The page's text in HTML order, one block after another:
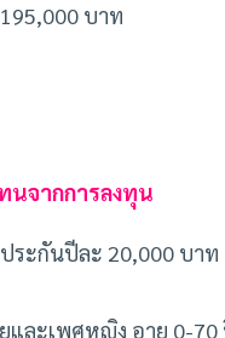
บาท
นจากการลงทุน
ระกันปีละ 20,000 บาท
และเพศหญิง อายุ 0-70